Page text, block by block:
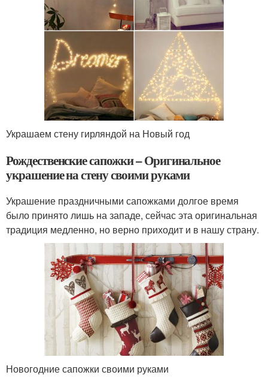
Украшаем стену гирляндой на Новый год
Рождественские сапожки – Оригинальное
украшение на стену своими руками
Украшение праздничными сапожками долгое время
было принято лишь на западе, сейчас эта оригинальная
традиция медленно, но верно приходит и в нашу страну.
Новогодние сапожки своими руками